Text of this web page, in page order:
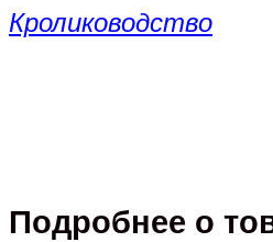
Кролиководство
Подробнее о